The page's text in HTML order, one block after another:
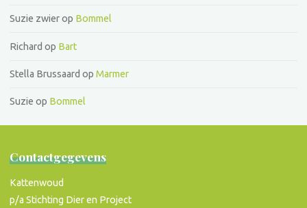
Suzie zwierop Bommel
Richard op Bart
Stella Brussaard opMarmer
Suzie op Bommel
Contactgegevens
Kattenwoud
p/a Stichting Dier en Project